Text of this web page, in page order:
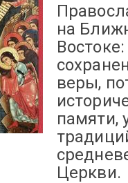
на
Востоке:
веры,
памяти,
Церкви.